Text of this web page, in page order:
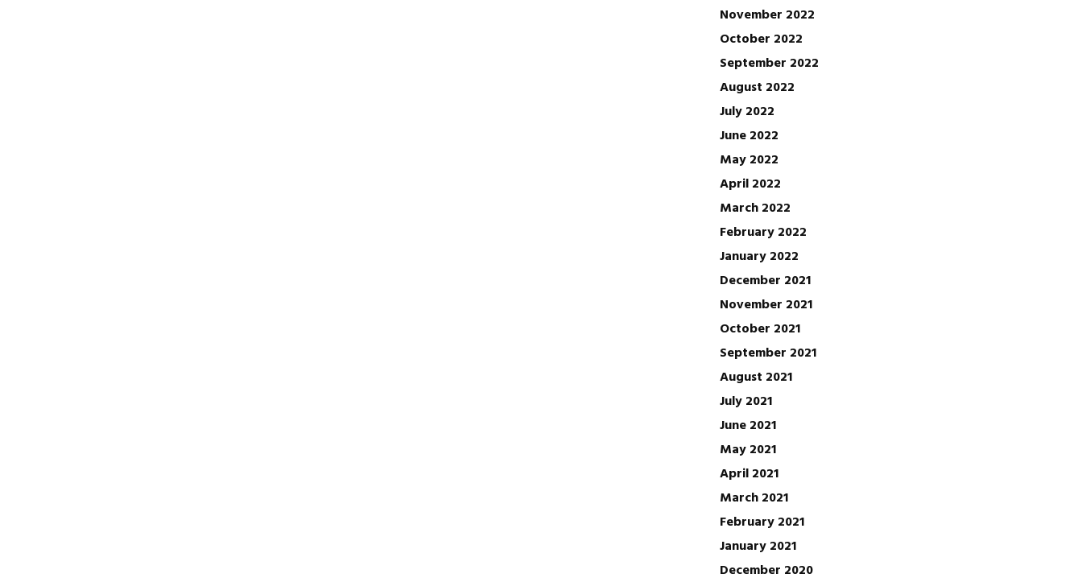
November 2022
October 2022
September 2022
August 2022
July 2022
June 2022
May 2022
April 2022
March 2022
February 2022
January 2022
December 2021
November 2021
October 2021
September 2021
August 2021
July 2021
June 2021
May 2021
April 2021
March 2021
February 2021
January 2021
December 2020